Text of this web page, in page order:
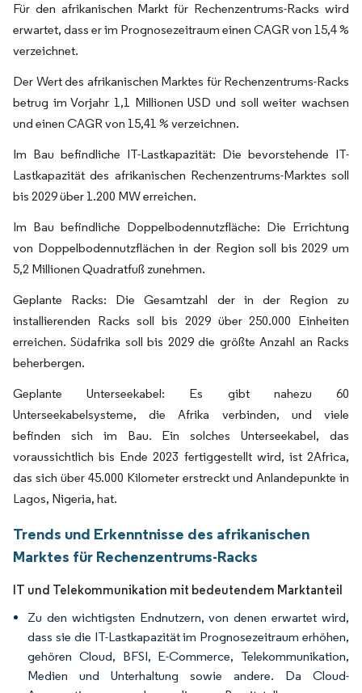
Für den afrikanischen Markt für Rechenzentrums-Racks wird
erwartet, dass er im Prognosezeitraum einen CAGR von 15,4 %
verzeichnet.
Der Wert des afrikanischen Marktes für Rechenzentrums-Racks
betrug im Vorjahr 1,1 Millionen USD und soll weiter wachsen
und einen CAGR von 15,41 % verzeichnen.
Im Bau befindliche IT-Lastkapazität: Die bevorstehende IT-
Lastkapazität des afrikanischen Rechenzentrums-Marktes soll
bis 2029 über 1.200 MW erreichen.
Im Bau befindliche Doppelbodennutzfläche: Die Errichtung
von Doppelbodennutzflächen in der Region soll bis 2029 um
5,2 Millionen Quadratfuß zunehmen.
Geplante Racks: Die Gesamtzahl der in der Region zu
installierenden Racks soll bis 2029 über 250.000 Einheiten
erreichen. Südafrika soll bis 2029 die größte Anzahl an Racks
beherbergen.
Geplante Unterseekabel: Es gibt nahezu 60
Unterseekabelsysteme, die Afrika verbinden, und viele
befinden sich im Bau. Ein solches Unterseekabel, das
voraussichtlich bis Ende 2023 fertiggestellt wird, ist 2Africa,
das sich über 45.000 Kilometer erstreckt und Anlandepunkte in
Lagos, Nigeria, hat.
Trends und Erkenntnisse des afrikanischen
Marktes für Rechenzentrums-Racks
IT und Telekommunikation mit bedeutendem Marktanteil
Zu den wichtigsten Endnutzern, von denen erwartet wird,
dass sie die IT-Lastkapazität im Prognosezeitraum erhöhen,
gehören Cloud, BFSI, E-Commerce, Telekommunikation,
Medien und Unterhaltung sowie andere. Da Cloud-